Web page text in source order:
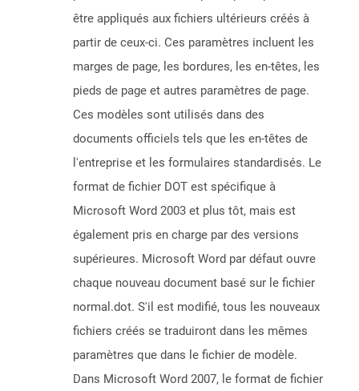
être appliqués aux fichiers ultérieurs créés à
partir de ceux-ci. Ces paramètres incluent les
marges de page, les bordures, les en-têtes, les
pieds de page et autres paramètres de page.
Ces modèles sont utilisés dans des
documents officiels tels que les en-têtes de
l'entreprise et les formulaires standardisés. Le
format de fichier DOT est spécifique à
Microsoft Word 2003 et plus tôt, mais est
également pris en charge par des versions
supérieures. Microsoft Word par défaut ouvre
chaque nouveau document basé sur le fichier
normal.dot. S'il est modifié, tous les nouveaux
fichiers créés se traduiront dans les mêmes
paramètres que dans le fichier de modèle.
Dans Microsoft Word 2007, le format de fichier